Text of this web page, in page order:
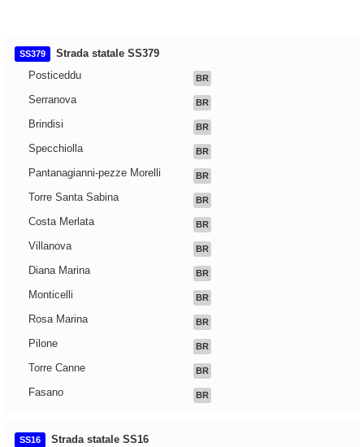
SS379
Strada statale SS379
Posticeddu
BR
Serranova BR
Brindisi BR
Specchiolla BR
Pantanagianni-pezze Morelli BR
Torre Santa Sabina BR
Costa Merlata BR
Villanova BR
Diana Marina BR
Monticelli BR
Rosa Marina BR
Pilone BR
Torre Canne BR
Fasano BR
SS16
Strada statale SS16